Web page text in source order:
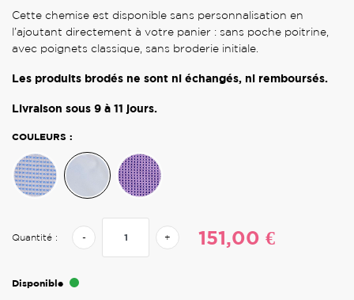
Cette chemise est disponible sans personnalisation en
l’ajoutant directement à votre panier : sans poche poitrine,
avec poignets classique, sans broderie initiale.
Les produits brodés ne sont ni échangés, ni remboursés.
Livraison sous 9 à 11 jours.
COULEURS :
Quantité : - + 151,00 €
Disponible